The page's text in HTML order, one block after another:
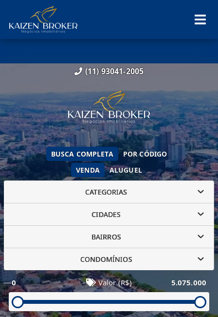
(11) 93041-2005
VENDA ALUGUEL
BUSCA COMPLETA POR CÓDIGO
CATEGORIAS
CIDADES
BAIRROS
CONDOMÍNIOS
0 Valor (R$) 5.075.000